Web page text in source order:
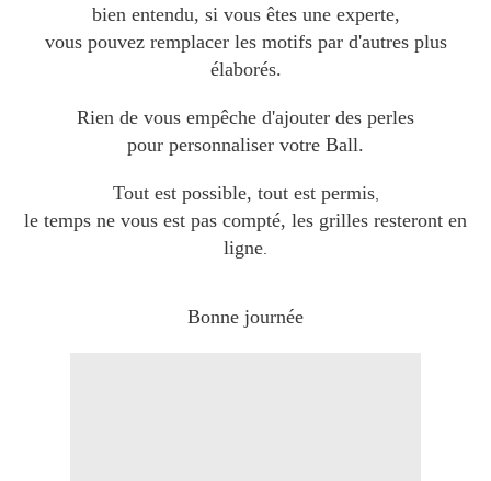
bien entendu, si vous êtes une experte,
vous pouvez remplacer les motifs par d'autres plus
élaborés.
Rien de vous empêche d'ajouter des perles
pour personnaliser votre Ball.
Tout est possible, tout est permis,
le temps ne vous est pas compté, les grilles resteront en
ligne
Bonne journée